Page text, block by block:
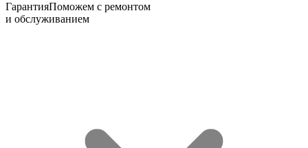
ГарантияПоможем с ремонтом
и обслуживанием